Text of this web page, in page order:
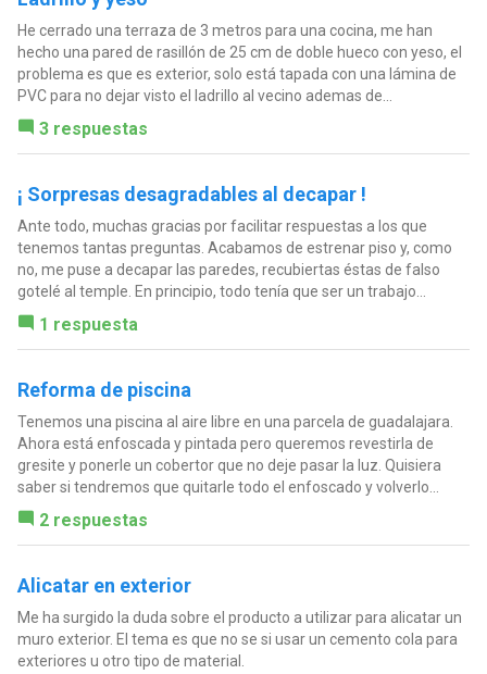
He cerrado una terraza de 3 metros para una cocina, me han
hecho una pared de rasillón de 25 cm de doble hueco con yeso, el
problema es que es exterior, solo está tapada con una lámina de
PVC para no dejar visto el ladrillo al vecino ademas de...
3 respuestas
¡ Sorpresas desagradables al decapar !
Ante todo, muchas gracias por facilitar respuestas a los que
tenemos tantas preguntas. Acabamos de estrenar piso y, como
no, me puse a decapar las paredes, recubiertas éstas de falso
gotelé al temple. En principio, todo tenía que ser un trabajo...
1 respuesta
Reforma de piscina
Tenemos una piscina al aire libre en una parcela de guadalajara.
Ahora está enfoscada y pintada pero queremos revestirla de
gresite y ponerle un cobertor que no deje pasar la luz. Quisiera
saber si tendremos que quitarle todo el enfoscado y volverlo...
2 respuestas
Alicatar en exterior
Me ha surgido la duda sobre el producto a utilizar para alicatar un
muro exterior. El tema es que no se si usar un cemento cola para
exteriores u otro tipo de material.